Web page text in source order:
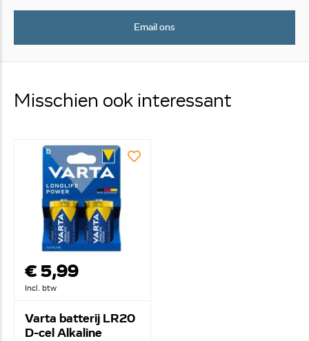
Email ons
Misschien ook interessant
€ 5,99
Incl. btw
Varta batterij LR20
D-cel Alkaline